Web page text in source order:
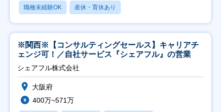
職種未経験OK 産休・育休あり
※関西※【コンサルティングセールス】キャリアチ
ェンジ可！／自社サービス『シェアフル』の営業
シェアフル株式会社
大阪府
400万~571万